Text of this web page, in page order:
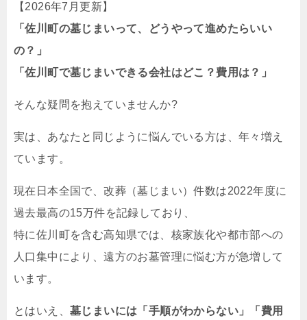
【2026年7月更新】
「佐川町の墓じまいって、どうやって進めたらいい
の？」
「佐川町で墓じまいできる会社はどこ？費用は？」
そんな疑問を抱えていませんか?
実は、あなたと同じように悩んでいる方は、年々増え
ています。
現在日本全国で、改葬（墓じまい）件数は2022年度に
過去最高の15万件を記録しており、
特に佐川町を含む高知県では、核家族化や都市部への
人口集中により、遠方のお墓管理に悩む方が急増して
います。
とはいえ、 墓じまいには「手順がわからない」「費用